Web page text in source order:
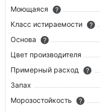
Моющаяся
?
Класс истираемости
?
Основа
?
Цвет производителя
Примерный расход
?
Запах
Морозостойкость
?